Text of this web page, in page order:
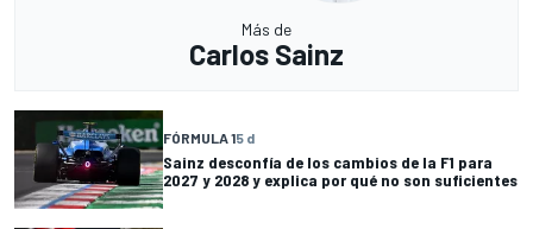
Más de
Carlos Sainz
FÓRMULA 15 d
Sainz desconfía de los cambios de la F1 para
2027 y 2028 y explica por qué no son suficientes